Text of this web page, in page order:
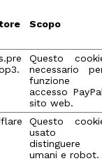
Scopo
Questo
necessario
accesso
sito web.
Questo
usato
umani e robot.